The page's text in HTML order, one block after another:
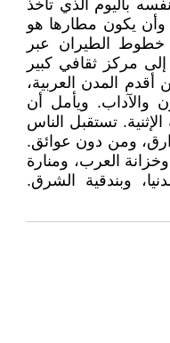
نفسه باليوم الذي تأخذ
وأن يكون مطارها هو
خطوط الطيران عبر
مركز ثقافي كبير
أقدم المدن العربية،
والآداب. ويأمل أن
الإثنية. تستقبل الناس
ومن دون عوائق.
العرب، ومنارة
وبندقية الشرق.